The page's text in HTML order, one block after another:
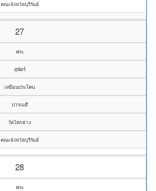
คณะจังหวัดบุรีรัมย์
27
พระ
สุพัตร์
เหมือนประโคน
ปวรเมธี
วัดโคกย่าง
คณะจังหวัดบุรีรัมย์
28
พระ